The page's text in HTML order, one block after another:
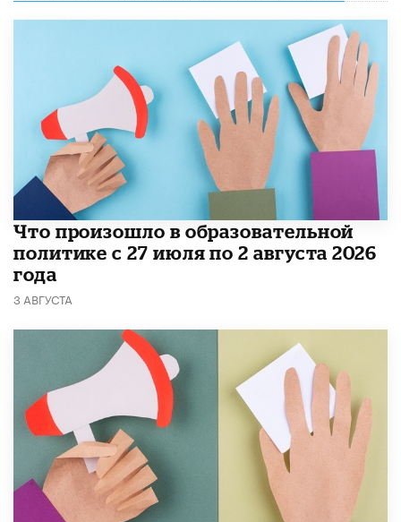
​Что произошло в образовательной
политике с 27 июля по 2 августа 2026
года
3 АВГУСТА